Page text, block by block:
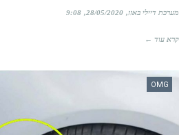
מערכת דיילי באזז 28/05/2020
9:08
קרא עוד ←
OMG